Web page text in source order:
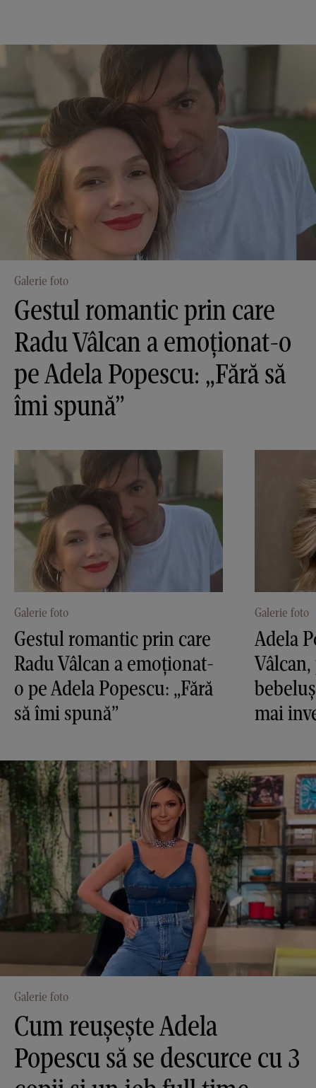
Galerie foto
Gestul romantic prin care
Radu Vâlcan a emoționat-o
pe Adela Popescu: „Fără să
îmi spună”
Galerie foto
Gestul romantic prin care
Radu Vâlcan a emoționat-
o pe Adela Popescu: „Fără
să îmi spună”
Galerie foto
Adela
mai
Galerie foto
Cum reușește Adela
Popescu să se descurce cu 3